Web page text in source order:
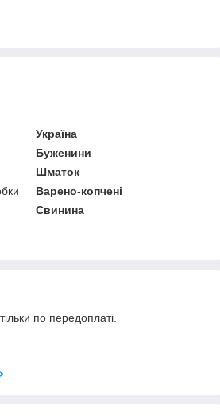
Україна
Буженини
Шматок
Варено-копчені
Свинина
по передоплаті.